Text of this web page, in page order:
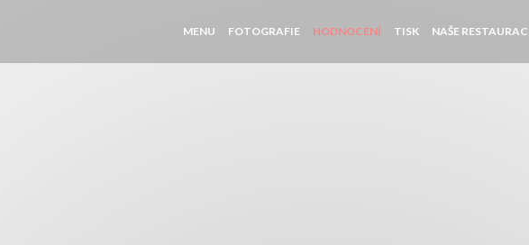
MENU FOTOGRAFIE HODNOCENÍ TISK NAŠE